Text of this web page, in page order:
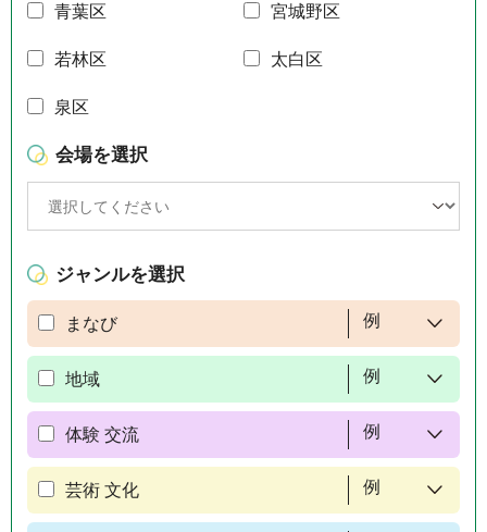
青葉区 宮城野区
若林区 太白区
泉区
会場を選択
ジャンルを選択
まなび 例
地域 例
体験 交流 例
芸術 文化 例